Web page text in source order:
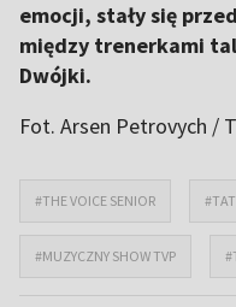
emocji, stały się
między trenerkami
Dwójki.
Fot. Arsen Petrovych /
#THE VOICE SENIOR
#MUZYCZNY SHOW TVP